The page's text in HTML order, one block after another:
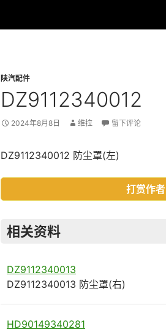
陕汽配件
DZ9112340012
2024年8月8日 维拉 留下评论
DZ9112340012 防尘罩(左)
打赏作者
相关资料
DZ9112340013
DZ9112340013 防尘罩(右)
HD90149340281